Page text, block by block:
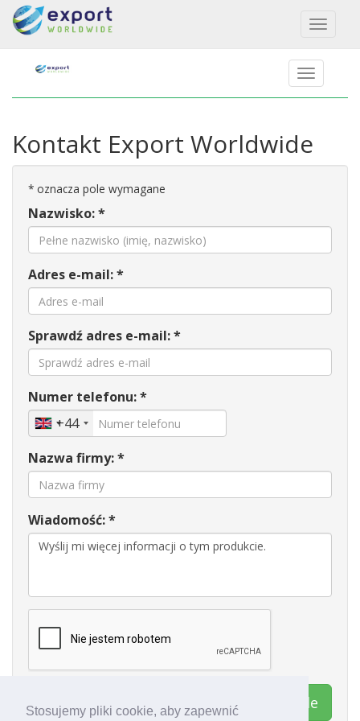
Stosujemy pliki cookie, aby zapewnić
Toggle
Kontakt Export Worldwide
* oznacza pole wymagane
Nazwisko: *
Adres e-mail: *
Sprawdź adres e-mail: *
Numer telefonu: *
+44
Nazwa firmy: *
Wiadomość: *
Kontakt Export Worldwide